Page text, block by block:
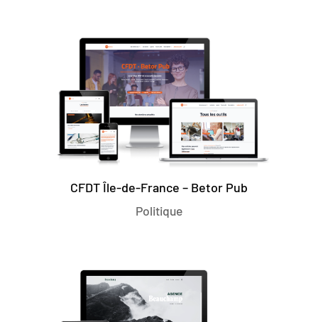
CFDT Île-de-France – Betor Pub
Politique